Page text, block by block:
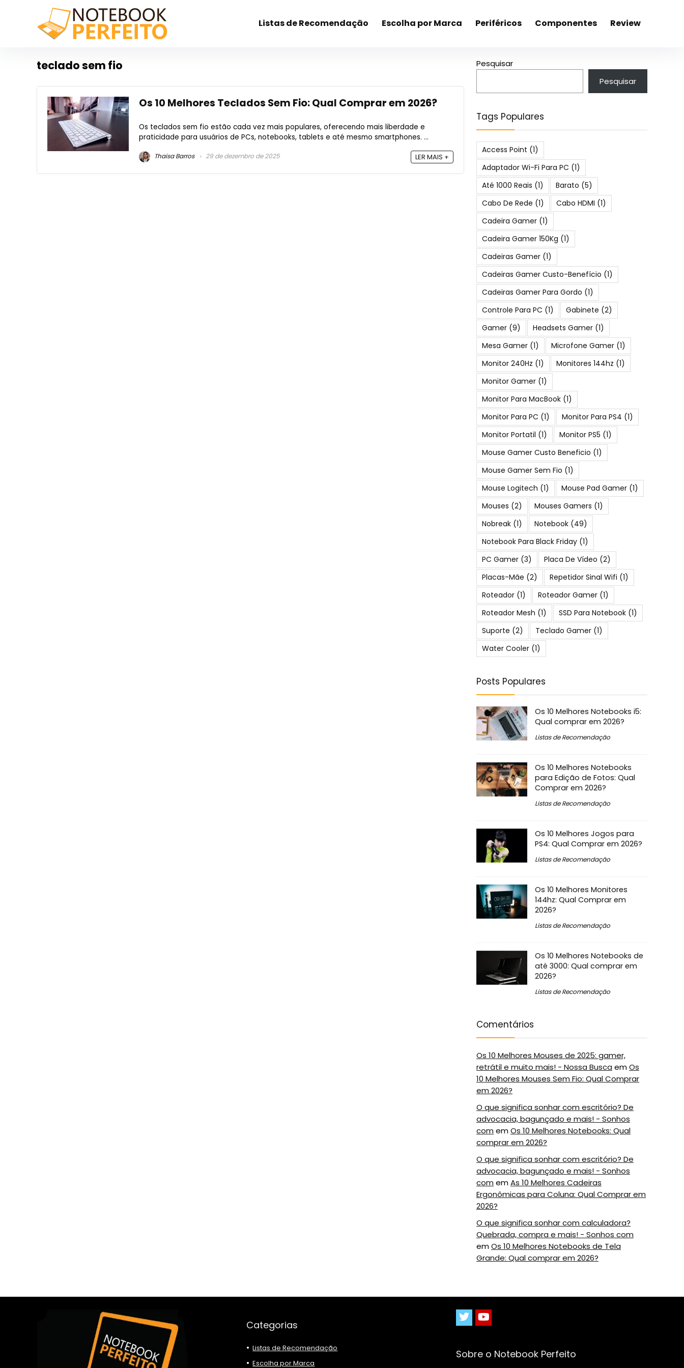
Listas de Recomendação Escolha por Marca Periféricos Componentes Review
teclado sem fio
Os 10 Melhores Teclados Sem Fio: Qual Comprar em 2026?
Os teclados sem fio estão cada vez mais populares, oferecendo mais liberdade e
praticidade para usuários de PCs, notebooks, tablets e até mesmo smartphones. ...
Thaisa Barros 29 de dezembro de 2025 LER MAIS +
Pesquisar
Pesquisar
Tags Populares
Access Point (1)
Adaptador Wi-Fi Para PC (1)
Até 1000 Reais (1) Barato (5)
Cabo De Rede (1) Cabo HDMI (1)
Cadeira Gamer (1)
Cadeira Gamer 150Kg (1)
Cadeiras Gamer (1)
Cadeiras Gamer Custo-Benefício (1)
Cadeiras Gamer Para Gordo (1)
Controle Para PC (1) Gabinete (2)
Gamer (9) Headsets Gamer (1)
Mesa Gamer (1) Microfone Gamer (1)
Monitor 240Hz (1) Monitores 144hz (1)
Monitor Gamer (1)
Monitor Para MacBook (1)
Monitor Para PC (1) Monitor Para PS4 (1)
Monitor Portatil (1) Monitor PS5 (1)
Mouse Gamer Custo Beneficio (1)
Mouse Gamer Sem Fio (1)
Mouse Logitech (1) Mouse Pad Gamer (1)
Mouses (2) Mouses Gamers (1)
Nobreak (1) Notebook (49)
Notebook Para Black Friday (1)
PC Gamer (3) Placa De Vídeo (2)
Placas-Mãe (2) Repetidor Sinal Wifi (1)
Roteador (1) Roteador Gamer (1)
Roteador Mesh (1) SSD Para Notebook (1)
Suporte (2) Teclado Gamer (1)
Water Cooler (1)
Posts Populares
Os 10 Melhores Notebooks i5:
Qual comprar em 2026?
Listas de Recomendação
Os 10 Melhores Notebooks
para Edição de Fotos: Qual
Comprar em 2026?
Listas de Recomendação
Os 10 Melhores Jogos para
PS4: Qual Comprar em 2026?
Listas de Recomendação
Os 10 Melhores Monitores
144hz: Qual Comprar em
2026?
Listas de Recomendação
Os 10 Melhores Notebooks de
até 3000: Qual comprar em
2026?
Listas de Recomendação
Comentários
Os 10 Melhores Mouses de 2025: gamer,
retrátil e muito mais! - Nossa Busca emOs
10 Melhores Mouses Sem Fio: Qual Comprar
em 2026?
O que significa sonhar com escritório? De
advocacia, bagunçado e mais! - Sonhos
com emOs 10 Melhores Notebooks: Qual
comprar em 2026?
O que significa sonhar com escritório? De
advocacia, bagunçado e mais! - Sonhos
com emAs 10 Melhores Cadeiras
Ergonômicas para Coluna: Qual Comprar em
2026?
O que significa sonhar com calculadora?
Quebrada, compra e mais! - Sonhos com
emOs 10 Melhores Notebooks de Tela
Grande: Qual comprar em 2026?
Categorias
Listas de Recomendação
Escolha por Marca
Sobre o Notebook Perfeito